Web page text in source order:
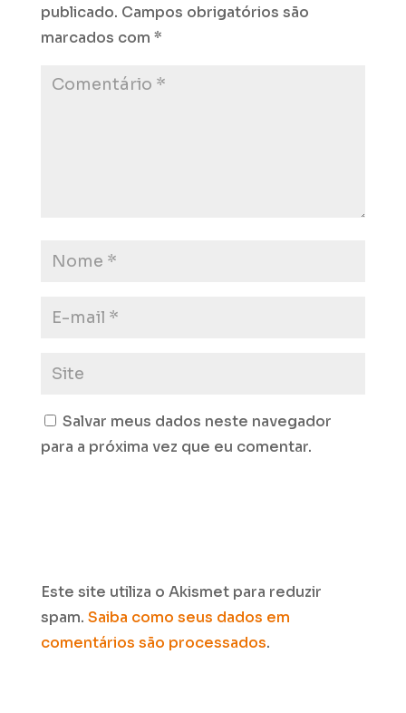
publicado. Campos obrigatórios são
marcados com *
Salvar meus dados neste navegador
para a próxima vez que eu comentar.
Este site utiliza o Akismet para reduzir
spam. Saiba como seus dados em
comentários são processados.